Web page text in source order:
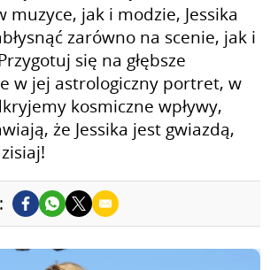
muzyce, jak i modzie, Jessika
zarówno na scenie, jak i
się na głębsze
w jej astrologiczny portret, w
kosmiczne wpływy,
że Jessika jest gwiazdą,